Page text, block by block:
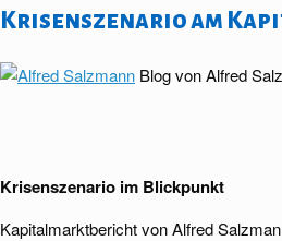
Krisenszenario am
Blog von Alfred
Krisenszenario im Blickpunkt
Kapitalmarktbericht von Alfred